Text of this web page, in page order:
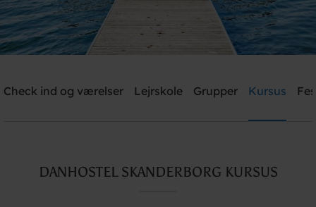
Brug for hjælp? Ring+45 8651 1966
Check ind og værelser Lejrskole Grupper Kursus
DANHOSTEL SKANDERBORG KURSUS